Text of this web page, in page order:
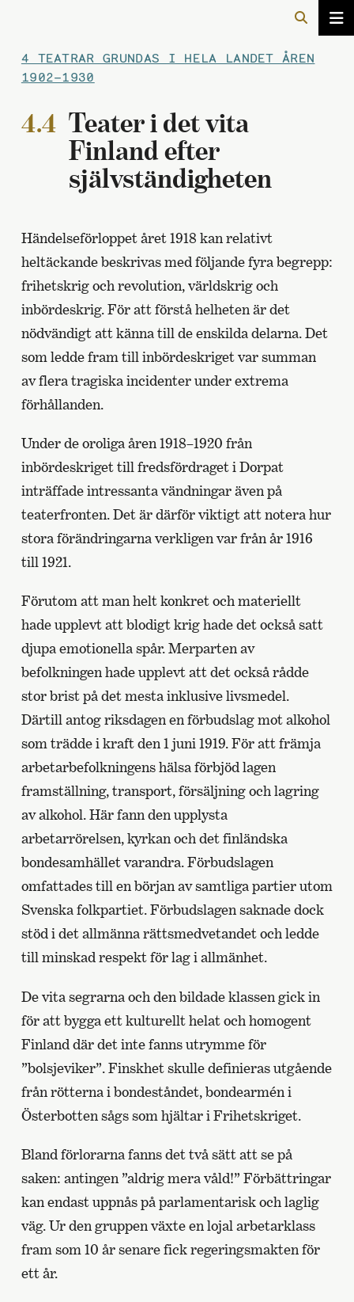
4 TEATRAR GRUNDAS I HELA LANDET ÅREN
1902–1930
4.4 Teater i det vita
Finland efter
självständigheten
Händelseförloppet året 1918 kan relativt
heltäckande beskrivas med följande fyra begrepp:
frihetskrig och revolution, världskrig och
inbördeskrig. För att förstå helheten är det
nödvändigt att känna till de enskilda delarna. Det
som ledde fram till inbördeskriget var summan
av flera tragiska incidenter under extrema
förhållanden.
Under de oroliga åren 1918–1920 från
inbördeskriget till fredsfördraget i Dorpat
inträffade intressanta vändningar även på
teaterfronten. Det är därför viktigt att notera hur
stora förändringarna verkligen var från år 1916
till 1921.
Förutom att man helt konkret och materiellt
hade upplevt att blodigt krig hade det också satt
djupa emotionella spår. Merparten av
befolkningen hade upplevt att det också rådde
stor brist på det mesta inklusive livsmedel.
Därtill antog riksdagen en förbudslag mot alkohol
som trädde i kraft den 1 juni 1919. För att främja
arbetarbefolkningens hälsa förbjöd lagen
framställning, transport, försäljning och lagring
av alkohol. Här fann den upplysta
arbetarrörelsen, kyrkan och det finländska
bondesamhället varandra. Förbudslagen
omfattades till en början av samtliga partier utom
Svenska folkpartiet. Förbudslagen saknade dock
stöd i det allmänna rättsmedvetandet och ledde
till minskad respekt för lag i allmänhet.
De vita segrarna och den bildade klassen gick in
för att bygga ett kulturellt helat och homogent
Finland där det inte fanns utrymme för
”bolsjeviker”. Finskhet skulle definieras utgående
från rötterna i bondeståndet, bondearmén i
Österbotten sågs som hjältar i Frihetskriget.
Bland förlorarna fanns det två sätt att se på
saken: antingen ”aldrig mera våld!” Förbättringar
kan endast uppnås på parlamentarisk och laglig
väg. Ur den gruppen växte en lojal arbetarklass
fram som 10 år senare fick regeringsmakten för
ett år.